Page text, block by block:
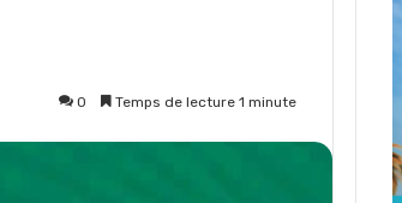
0 Temps de lecture 1 minute